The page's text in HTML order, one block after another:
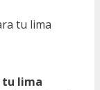
tu lima